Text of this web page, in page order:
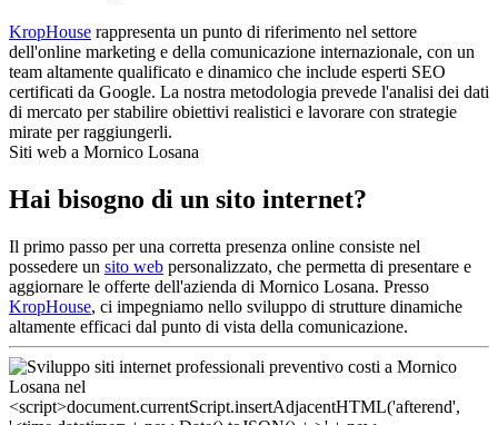
KropHouse rappresenta un punto di riferimento nel settore
dell'online marketing e della comunicazione internazionale, con un
team altamente qualificato e dinamico che include esperti SEO
certificati da Google. La nostra metodologia prevede l'analisi dei dati
di mercato per stabilire obiettivi realistici e lavorare con strategie
mirate per raggiungerli.
Siti web a Mornico Losana
Hai bisogno di un sito internet?
Il primo passo per una corretta presenza online consiste nel
possedere un sito web personalizzato, che permetta di presentare e
aggiornare le offerte dell'azienda di Mornico Losana. Presso
KropHouse, ci impegniamo nello sviluppo di strutture dinamiche
altamente efficaci dal punto di vista della comunicazione.